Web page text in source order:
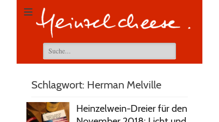
Suchen
nach:
Schlagwort: Herman Melville
Heinzelwein-Dreier für den